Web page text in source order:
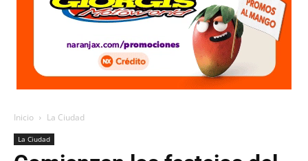
Inicio La Ciudad
La Ciudad